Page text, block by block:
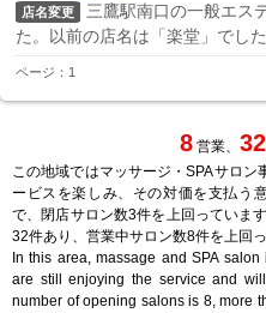
店名変更
三鷹駅南口の一般エス
た。以前の店名は「楽堂」でした
ページ：1
8営業、 32
この地域ではマッサージ・SPAサロ
ービスを楽しみ、その対価を支払う
で、閉店サロン数3件を上回っていま
32件あり、営業中サロン数8件を上回っ
In this area, massage and SPA
are still enjoying the service and
number of opening salons is 8, more